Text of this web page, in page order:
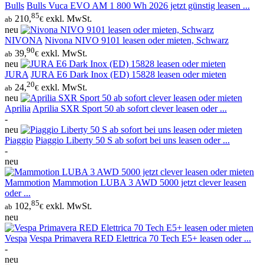
Bulls Bulls Vuca EVO AM 1 800 Wh 2026 jetzt günstig leasen ...
ab 210,85€ exkl. MwSt.
neu
NIVONA Nivona NIVO 9101 leasen oder mieten, Schwarz
ab 39,90€ exkl. MwSt.
neu
JURA JURA E6 Dark Inox (ED) 15828 leasen oder mieten
ab 24,20€ exkl. MwSt.
neu
Aprilia Aprilia SXR Sport 50 ab sofort clever leasen oder ...
-
neu
Piaggio Piaggio Liberty 50 S ab sofort bei uns leasen oder ...
-
neu
Mammotion Mammotion LUBA 3 AWD 5000 jetzt clever leasen
oder ...
ab 102,85€ exkl. MwSt.
neu
Vespa Vespa Primavera RED Elettrica 70 Tech E5+ leasen oder ...
-
neu